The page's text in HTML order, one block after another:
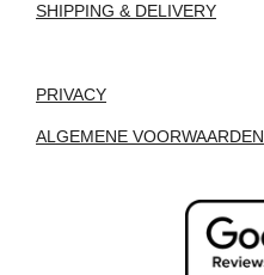
SHIPPING & DELIVERY
PRIVACY
ALGEMENE VOORWAARDEN